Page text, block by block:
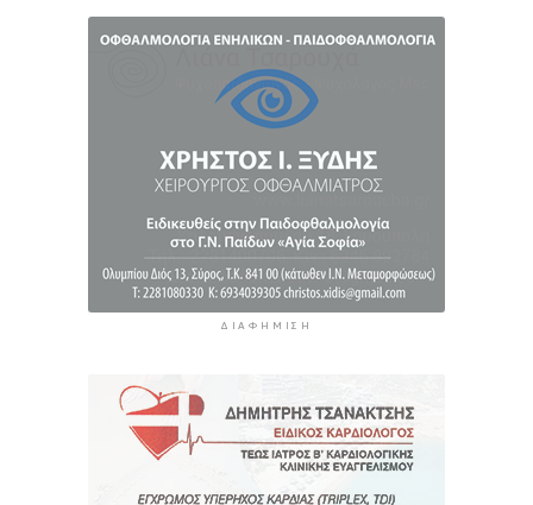
Φρουροί της Επανάστασης: Το άνοιγμα των
Στενών του Ορμούζ δεν σχετίζεται με τις
διαπραγματεύσεις Τεχεράνης και Ομάν
ΔΙΑΦΉΜΙΣΗ